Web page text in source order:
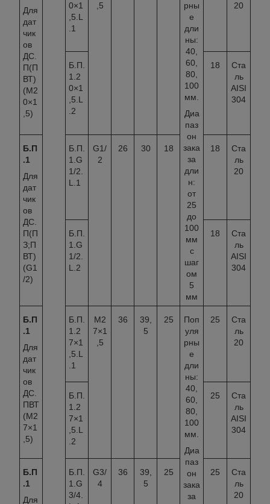
Для
дат
чик
ов
ДС.
П(П
ВТ)
(М2
0×1
,5)
0×1
,5.L
.1
,5
рны
е
дли
ны:
40,
60,
80,
100
мм.
Диа
паз
он
зака
за
дли
н:
от
25
до
100
мм
с
шаг
ом
5
мм
20
Б.П.
1.2
0×1
,5.L
.2
18
Ста
ль
AISI
304
Б.П
.1
Для
дат
чик
ов
ДС.
П(П
З;П
ВТ)
(G1
/2)
Б.П.
1.G
1/2.
L.1
G1/
2
26 30 18 18
Ста
ль
20
Б.П.
1.G
1/2.
L.2
18
Ста
ль
AISI
304
Б.П
.1
Для
дат
чик
ов
ДС.
ПВТ
(М2
7×1
,5)
Б.П.
1.2
7×1
,5.L
.1
М2
7×1
,5
36
39,
5
25
Поп
уля
рны
е
дли
ны:
40,
60,
80,
100
мм.
Диа
паз
он
зака
за
25
Ста
ль
20
Б.П.
1.2
7×1
,5.L
.2
25
Ста
ль
AISI
304
Б.П
.1
Для
Б.П.
1.G
3/4.
G3/
4
36
39,
5
25 25
Ста
ль
20